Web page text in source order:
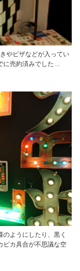
やピザなどが入ってい
に売約済みでした…
ようにしたり、黒く
ピカ具合が不思議な空